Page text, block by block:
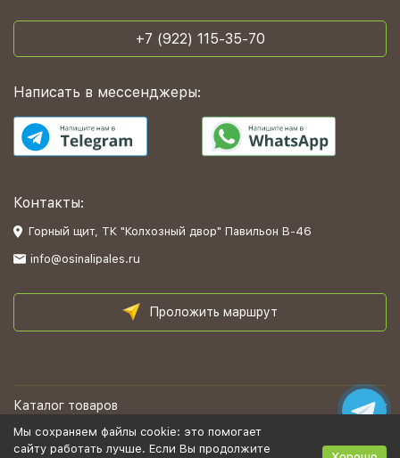
+7 (922) 115-35-70
Написать в мессенджеры:
Контакты:
Горный щит, ТК "Колхозный двор" Павильон В-46
info@osinalipales.ru
Проложить маршрут
Каталог товаров
Информация
Мы сохраняем файлы cookie: это помогает
сайту работать лучше. Если Вы продолжите